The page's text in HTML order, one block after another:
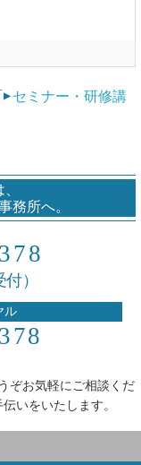
セミナー・研修講
務所へ。
）
ル
ぞお気軽にご相談くだ
いをいたします。